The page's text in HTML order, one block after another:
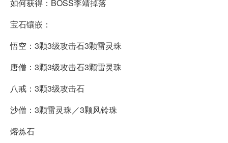
如何获得：BOSS李靖掉落
宝石镶嵌：
悟空：3颗3级攻击石3颗雷灵珠
唐僧：3颗3级攻击石3颗雷灵珠
八戒：3颗3级攻击石
沙僧：3颗雷灵珠／3颗风铃珠
熔炼石